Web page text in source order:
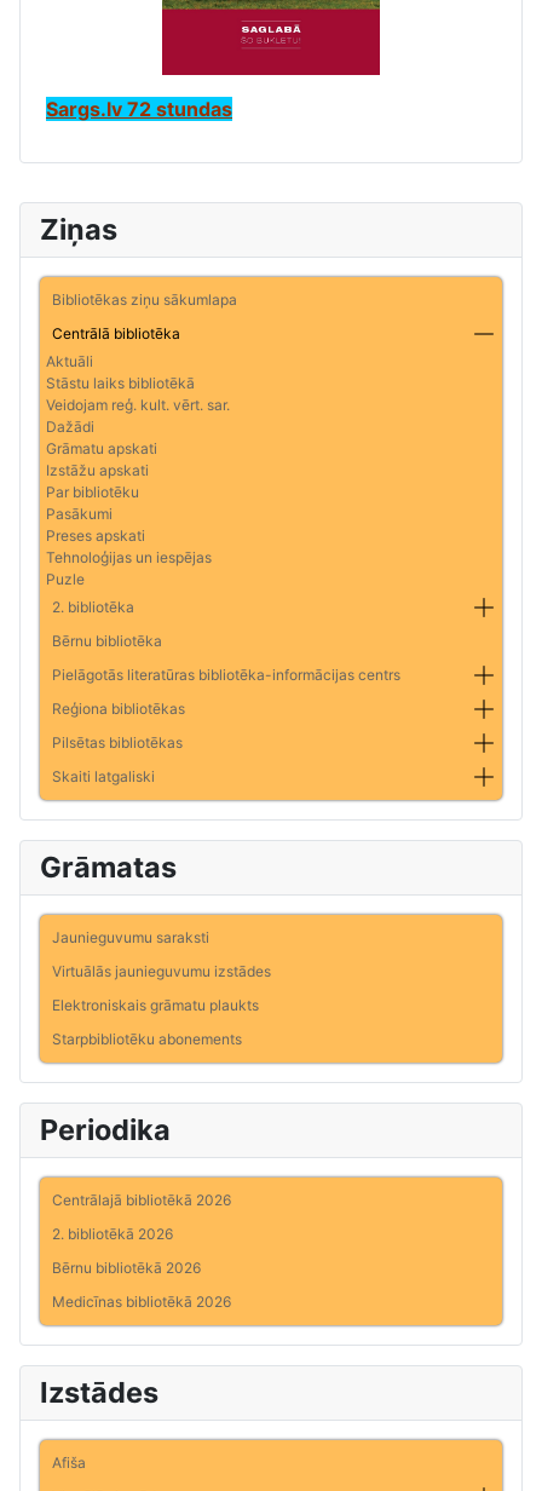
Ziņas
Bibliotēkas ziņu sākumlapa
Centrālā bibliotēka
Aktuāli
Stāstu laiks bibliotēkā
Veidojam reģ. kult. vērt. sar.
Dažādi
Grāmatu apskati
Izstāžu apskati
Par bibliotēku
Pasākumi
Preses apskati
Tehnoloģijas un iespējas
Puzle
2. bibliotēka
Bērnu bibliotēka
Pielāgotās literatūras bibliotēka-informācijas centrs
Reģiona bibliotēkas
Pilsētas bibliotēkas
Skaiti latgaliski
Grāmatas
Jaunieguvumu saraksti
Virtuālās jaunieguvumu izstādes
Elektroniskais grāmatu plaukts
Starpbibliotēku abonements
Periodika
Centrālajā bibliotēkā 2026
2. bibliotēkā 2026
Bērnu bibliotēkā 2026
Medicīnas bibliotēkā 2026
Izstādes
Afiša
Sargs.lv 72 stundas